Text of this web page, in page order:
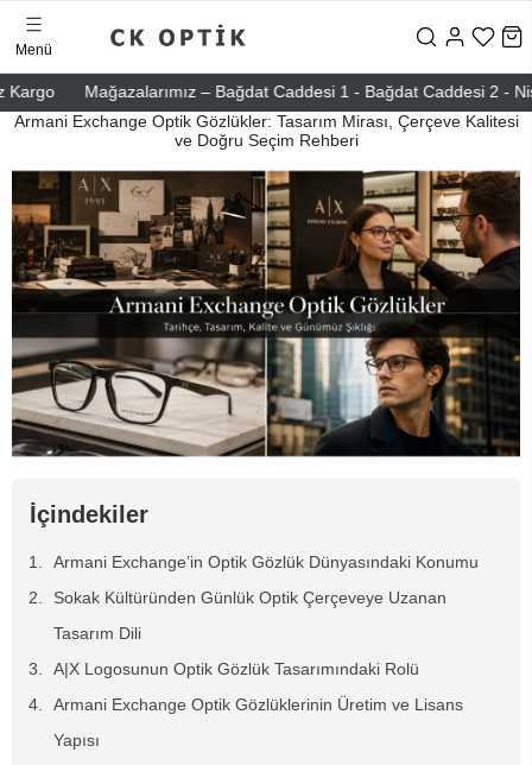
Mağazalarımız – Bağdat Caddesi 1 - Bağdat Caddesi 2 - Nişantaşı
Menü
Armani Exchange Optik Gözlükler: Tasarım Mirası, Çerçeve Kalitesi
ve Doğru Seçim Rehberi
İçindekiler
Armani Exchange’in Optik Gözlük Dünyasındaki Konumu
Sokak Kültüründen Günlük Optik Çerçeveye Uzanan
Tasarım Dili
A|X Logosunun Optik Gözlük Tasarımındaki Rolü
Armani Exchange Optik Gözlüklerinin Üretim ve Lisans
Yapısı